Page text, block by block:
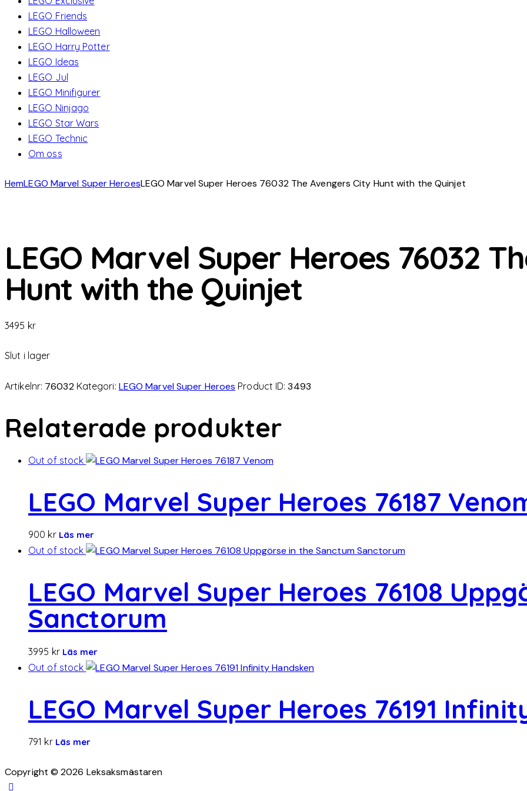
LEGO Friends
LEGO Halloween
LEGO Harry Potter
LEGO Ideas
LEGO Jul
LEGO Minifigurer
LEGO Ninjago
LEGO Star Wars
LEGO Technic
Om oss
HemLEGO Marvel Super HeroesLEGO Marvel Super Heroes 76032 The Avengers City Hunt with the Quinjet
LEGO Marvel Super Heroes 76032
Hunt with the Quinjet
3495 kr
Slut i lager
Artikelnr: 76032 Kategori: LEGO Marvel Super Heroes Product ID:3493
Relaterade produkter
Out of stock
LEGO Marvel Super Heroes 76187
900 kr Läs mer
Out of stock
LEGO Marvel Super Heroes 76108
Sanctorum
3995 kr Läs mer
Out of stock
LEGO Marvel Super Heroes 76191
791 kr Läs mer
Copyright © 2026 Leksaksmästaren